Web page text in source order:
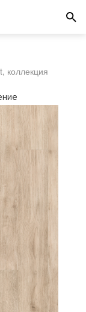
коллекция